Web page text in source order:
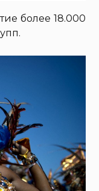
более 18.000